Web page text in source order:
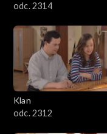
odc. 2314
Klan
odc. 2312